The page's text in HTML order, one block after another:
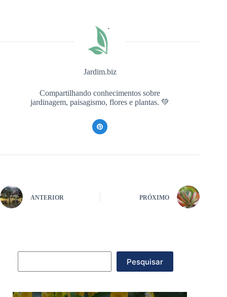
Jardim.biz
Compartilhando conhecimentos sobre
jardinagem, paisagismo, flores e plantas. 💚
ANTERIOR PRÓXIMO
Pesquisar